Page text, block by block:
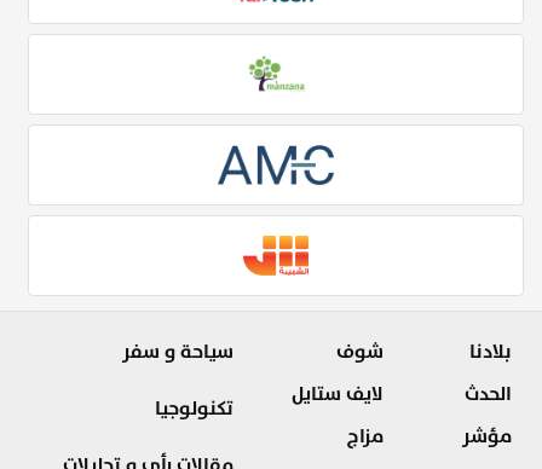
بلادنا
الحدث
مؤشر
شوف
لايف ستايل
مزاج
سياحة و سفر
تكنولوجيا